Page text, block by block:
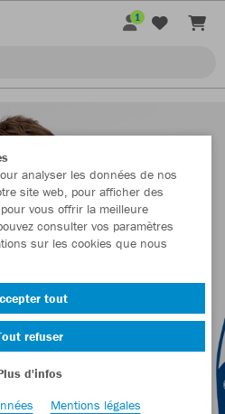
1
analyser les données de nos
site web, pour afficher des
vous offrir la meilleure
consulter vos paramètres
sur les cookies que nous
tout
refuser
d'infos
Mentions légales